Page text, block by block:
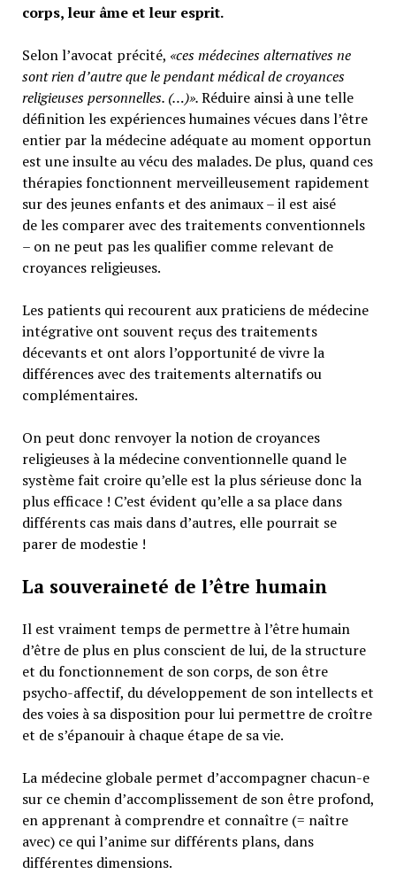
corps, leur âme et leur esprit.
Selon l’avocat précité, «ces médecines alternatives ne
sont rien d’autre que le pendant médical de croyances
religieuses personnelles. (…)».Réduire ainsi à une telle
définition les expériences humaines vécues dans l’être
entier par la médecine adéquate au moment opportun
est une insulte au vécu des malades. De plus, quand ces
thérapies fonctionnent merveilleusement rapidement
sur des jeunes enfants et des animaux – il est aisé
de les comparer avec des traitements conventionnels
– on ne peut pas les qualifier comme relevant de
croyances religieuses.
Les patients qui recourent aux praticiens de médecine
intégrative ont souvent reçus des traitements
décevants et ont alors l’opportunité de vivre la
différences avec des traitements alternatifs ou
complémentaires.
On peut donc renvoyer la notion de croyances
religieuses à la médecine conventionnelle quand le
système fait croire qu’elle est la plus sérieuse donc la
plus efficace ! C’est évident qu’elle a sa place dans
différents cas mais dans d’autres, elle pourrait se
parer de modestie !
La souveraineté de l’être humain
Il est vraiment temps de permettre à l’être humain
d’être de plus en plus conscient de lui, de la structure
et du fonctionnement de son corps, de son être
psycho-affectif, du développement de son intellects et
des voies à sa disposition pour lui permettre de croître
et de s’épanouir à chaque étape de sa vie.
La médecine globale permet d’accompagner chacun-e
sur ce chemin d’accomplissement de son être profond,
en apprenant à comprendre et connaître (= naître
avec) ce qui l’anime sur différents plans, dans
différentes dimensions.